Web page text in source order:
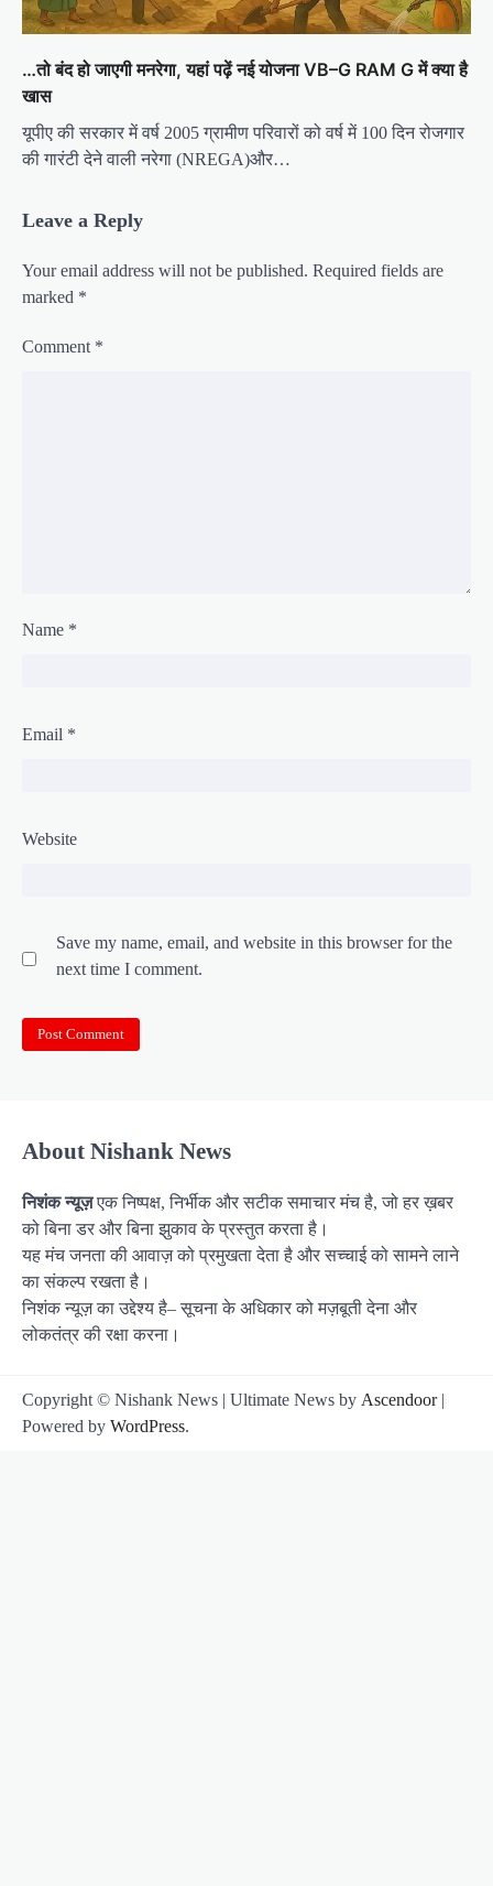
…तो बंद हो जाएगी मनरेगा, यहां पढ़ें नई योजना VB–G RAM G में क्या है
खास
यूपीए की सरकार में वर्ष 2005 ग्रामीण परिवारों को वर्ष में 100 दिन रोजगार
की गारंटी देने वाली नरेगा (NREGA)और…
Leave a Reply
Your email address will not be published. Required fields are
marked *
Comment *
Name *
Email *
Website
Save my name, email, and website in this browser for the
next time I comment.
About Nishank News
निशंक न्यूज़एक निष्पक्ष, निर्भीक और सटीक समाचार मंच है, जो हर ख़बर
को बिना डर और बिना झुकाव के प्रस्तुत करता है।
यह मंच जनता की आवाज़ को प्रमुखता देता है और सच्चाई को सामने लाने
का संकल्प रखता है।
निशंक न्यूज़ का उद्देश्य है– सूचना के अधिकार को मज़बूती देना और
लोकतंत्र की रक्षा करना।
Copyright © Nishank News | Ultimate News by Ascendoor|
Powered by WordPress.